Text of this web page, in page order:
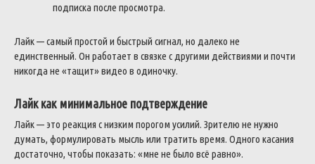
подписка после просмотра.
Лайк — самый простой и быстрый сигнал, но далеко не
единственный. Он работает в связке с другими действиями и почти
никогда не «тащит» видео в одиночку.
Лайк как минимальное подтверждение
Лайк — это реакция с низким порогом усилий. Зрителю не нужно
думать, формулировать мысль или тратить время. Одного касания
достаточно, чтобы показать: «мне не было всё равно».